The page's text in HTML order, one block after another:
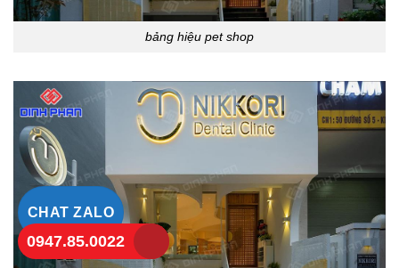
CHAT ZALO
0947.85.0022
bảng hiệu pet shop